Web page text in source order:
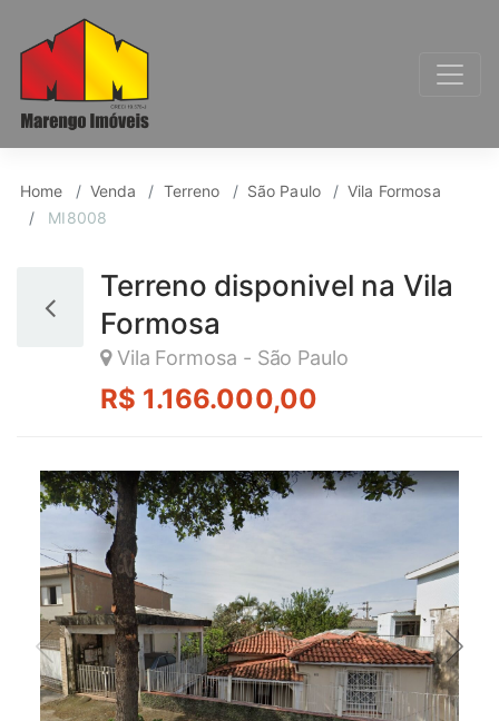
Terreno para Venda,
Home Venda Terreno São Paulo
Vila Formosa
MI8008
Terreno disponivel na Vila
Formosa
Vila Formosa - São Paulo
R$ 1.166.000,00